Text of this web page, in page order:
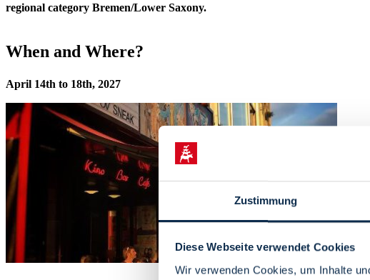
Zustimmung
Diese Webseite verwendet Cookies
Wir verwenden Cookies, um Inhalte
regional category Bremen/Lower Saxony.
When and Where?
April 14th to 18th, 2027